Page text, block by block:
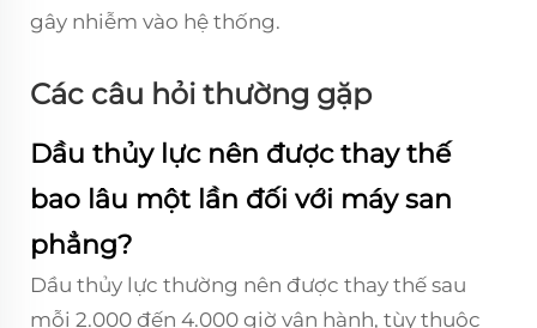
gây nhiễm vào hệ thống.
Các câu hỏi thường gặp
Dầu thủy lực nên được thay thế
bao lâu một lần đối với máy san
phẳng?
Dầu thủy lực thường nên được thay thế sau
mỗi 2.000 đến 4.000 giờ vận hành, tùy thuộc